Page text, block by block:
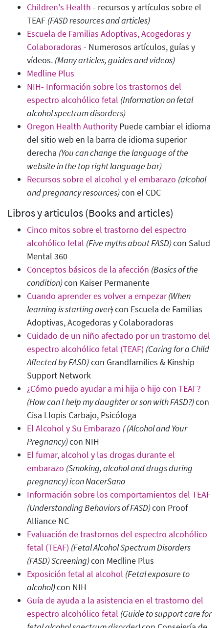
Children's Health - recursos y artículos sobre el
TEAF (FASD resources and articles)
Escuela de Familias Adoptivas, Acogedoras y
Colaboradoras - Numerosos artículos, guías y
vídeos. (Many articles, guides and videos)
Medline Plus
NIH- Información sobre los trastornos del
espectro alcohólico fetal (Information on fetal
alcohol spectrum disorders)
Oregon Health Authority Puede cambiar el idioma
del sitio web en la barra de idioma superior
derecha (You can change the language of the
website in the top right language bar)
Recursos sobre el alcohol y el embarazo (alcohol
and pregnancy resources)con el CDC
Libros y articulos (Books and articles)
Cinco mitos sobre el trastorno del espectro
alcohólico fetal (Five myths about FASD)con Salud
Mental 360
Conceptos básicos de la afección (Basics of the
condition)con Kaiser Permanente
Cuando aprender es volver a empezar(When
learning is starting over)con Escuela de Familias
Adoptivas, Acogedoras y Colaboradoras
Cuidado de un niño afectado por un trastorno del
espectro alcohólico fetal (TEAF) (Caring for a Child
Affected by FASD)con Grandfamilies & Kinship
Support Network
¿Cómo puedo ayudar a mi hija o hijo con TEAF?
(How can I help my daughter or son with FASD?)con
Cisa Llopis Carbajo, Psicóloga
El Alcohol y Su Embarazo ( (Alcohol and Your
Pregnancy)con NIH
El fumar, alcohol y las drogas durante el
embarazo (Smoking, alcohol and drugs during
pregnancy) icon NacerSano
Información sobre los comportamientos del TEAF
(Understanding Behaviors of FASD)con Proof
Alliance NC
Evaluación de trastornos del espectro alcohólico
fetal (TEAF) (Fetal Alcohol Spectrum Disorders
(FASD) Screening)con Medline Plus
Exposición fetal al alcohol (Fetal exposure to
alcohol)con NIH
Guía de ayuda a la asistencia en el trastorno del
espectro alcohólico fetal (Guide to support care for